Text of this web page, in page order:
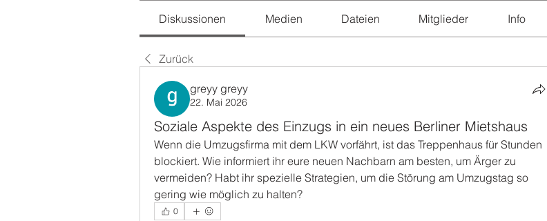
Diskussionen Medien Dateien Mitglieder Info
Zurück
greyy greyy
22. Mai 2026
Soziale Aspekte des Einzugs in ein neues Berliner Mietshaus
Wenn die Umzugsfirma mit dem LKW vorfährt, ist das Treppenhaus für Stunden
blockiert. Wie informiert ihr eure neuen Nachbarn am besten, um Ärger zu
vermeiden? Habt ihr spezielle Strategien, um die Störung am Umzugstag so
gering wie möglich zu halten?
0